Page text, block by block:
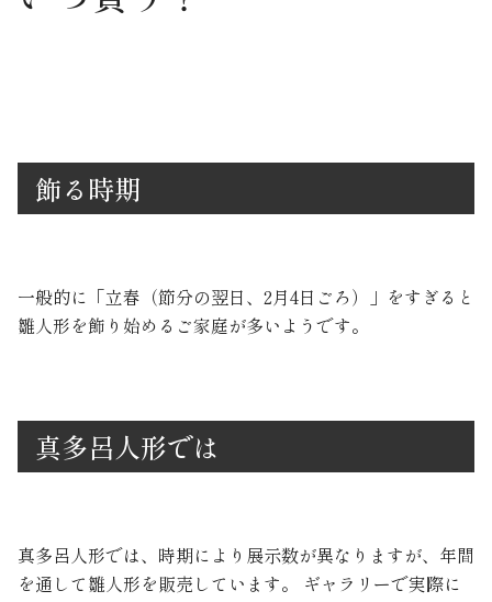
飾る時期
一般的に「立春（節分の翌日、2月4日ごろ）」をすぎると
雛人形を飾り始めるご家庭が多いようです。
真多呂人形では
真多呂人形では、時期により展示数が異なりますが、年間
を通して雛人形を販売しています。 ギャラリーで実際に